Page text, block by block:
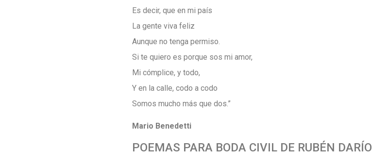
Es decir, que en mi país
La gente viva feliz
Aunque no tenga permiso.
Si te quiero es porque sos mi amor,
Mi cómplice, y todo,
Y en la calle, codo a codo
Somos mucho más que dos.”
Mario Benedetti
POEMAS PARA BODA CIVIL DE RUBÉN DARÍO